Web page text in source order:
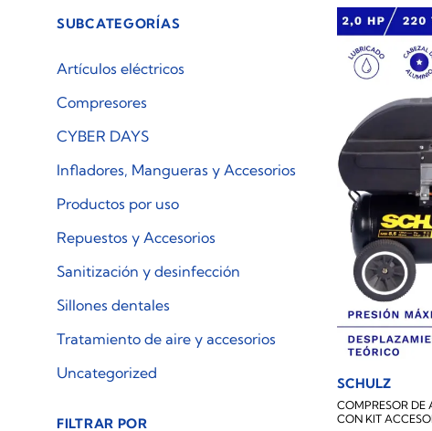
SUBCATEGORÍAS
Artículos eléctricos
Compresores
CYBER DAYS
Infladores, Mangueras y Accesorios
Productos por uso
Repuestos y Accesorios
Sanitización y desinfección
Sillones dentales
Tratamiento de aire y accesorios
Uncategorized
FILTRAR POR
SCHULZ
COMPRESOR DE
CON KIT